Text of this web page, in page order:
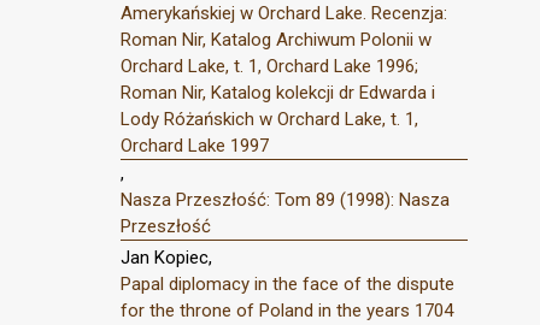
Amerykańskiej w Orchard Lake. Recenzja:
Roman Nir, Katalog Archiwum Polonii w
Orchard Lake, t. 1, Orchard Lake 1996;
Roman Nir, Katalog kolekcji dr Edwarda i
Lody Różańskich w Orchard Lake, t. 1,
Orchard Lake 1997
,
Nasza Przeszłość: Tom 89 (1998): Nasza
Przeszłość
Jan Kopiec,
Papal diplomacy in the face of the dispute
for the throne of Poland in the years 1704